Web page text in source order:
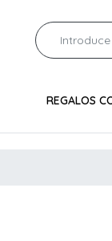
REGALOS